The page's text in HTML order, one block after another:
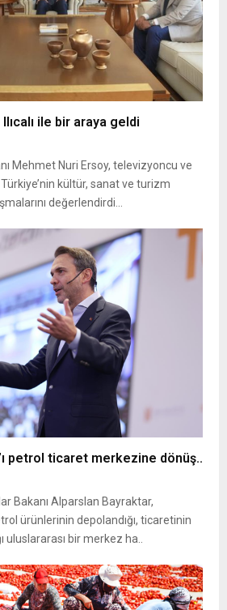
ile bir araya geldi
Mehmet Nuri Ersoy, televizyoncu ve
Türkiye’nin kültür, sanat ve turizm
değerlendirdi...
petrol ticaret merkezine dönüş..
Bakanı Alparslan Bayraktar,
ürünlerinin depolandığı, ticaretinin
uluslararası bir merkez ha..